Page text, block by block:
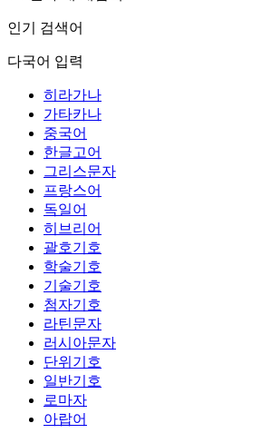
인기 검색어
다국어 입력
히라가나
가타카나
중국어
한글고어
그리스문자
프랑스어
독일어
히브리어
괄호기호
학술기호
기술기호
첨자기호
라틴문자
러시아문자
단위기호
일반기호
로마자
아랍어